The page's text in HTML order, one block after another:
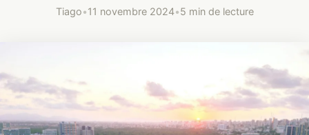
Tiago•11 novembre 2024•5 min de lecture